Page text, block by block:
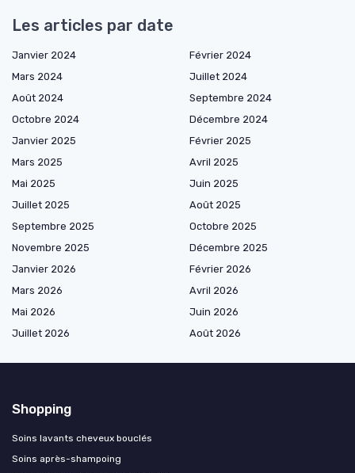
Les articles par date
Janvier 2024
Février 2024
Mars 2024
Juillet 2024
Août 2024
Septembre 2024
Octobre 2024
Décembre 2024
Janvier 2025
Février 2025
Mars 2025
Avril 2025
Mai 2025
Juin 2025
Juillet 2025
Août 2025
Septembre 2025
Octobre 2025
Novembre 2025
Décembre 2025
Janvier 2026
Février 2026
Mars 2026
Avril 2026
Mai 2026
Juin 2026
Juillet 2026
Août 2026
Shopping
Soins lavants cheveux bouclés
Soins après-shampoing